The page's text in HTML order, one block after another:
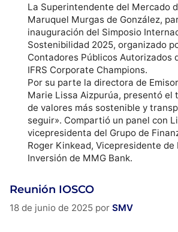
La Superintendente del Mercado
Maruquel Murgas de González,
inauguración del Simposio
Sostenibilidad 2025, organizado
Contadores Públicos Autorizados
IFRS Corporate Champions.
Por su parte la directora de
Marie Lissa Aizpurúa, presentó el
de valores más sostenible y
seguir». Compartió un panel con
vicepresidenta del Grupo de
Roger Kinkead,Vicepresidente de
Inversión de MMG Bank.
Reunión IOSCO
18 de junio de 2025 por SMV